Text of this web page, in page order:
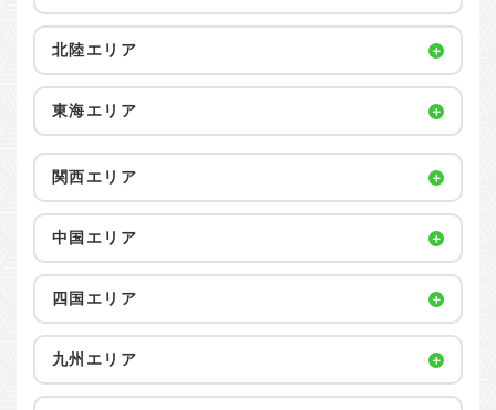
北陸エリア
東海エリア
関西エリア
中国エリア
四国エリア
九州エリア